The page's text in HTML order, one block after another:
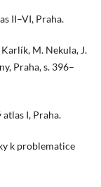
II–VI, Praha.
Karlík, M. Nekula, J.
Praha, s. 396–
atlas I, Praha.
k problematice